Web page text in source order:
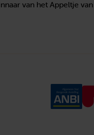
van het Appeltje van